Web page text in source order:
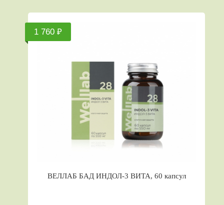
1 760 ₽
ВЕЛЛАБ БАД ИНДОЛ-3 ВИТА, 60 капсул